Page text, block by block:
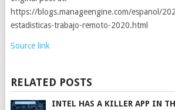
https://blogs.manageengine.com/espanol/
estadisticas-trabajo-remoto-2020.html
Source link
RELATED POSTS
INTEL HAS A KILLER APP IN